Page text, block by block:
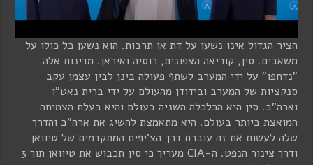
הציר הגדול אינו נשען על דת או תרבות. הוא נשען כל כולו על
משאבים. סין, קוריאה הצפונית, רוסיה ואיראן. מדינות אלה
"נדחפו" על ידי המערב לשתף פעולה בינן לבין עצמן עקב
סנקציות של המערב ובידודן מהעולם על ידי ברית נאט"ו
וארה"ב. סין היא הכלכלה השניה בעולם והיא בעלת הצמיחה
המואצת ביותר בעולם. היא מתאמצת להשיג את ארה"ב והדרך
שלה לעשות את זה עוברת דרך הצ'יפים המתקדמים של טיוואן
ודרך צינור הנפט. ה-CIA מעריך כי סין תכבוש את טיוואן תוך 3